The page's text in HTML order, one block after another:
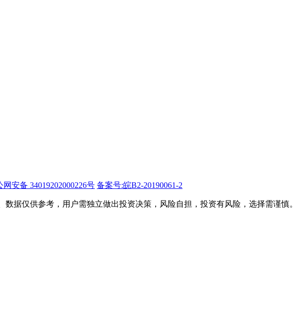
网安备 34019202000226号 备案号:皖B2-20190061-2
据仅供参考，用户需独立做出投资决策，风险自担，投资有风险，选择需谨慎。